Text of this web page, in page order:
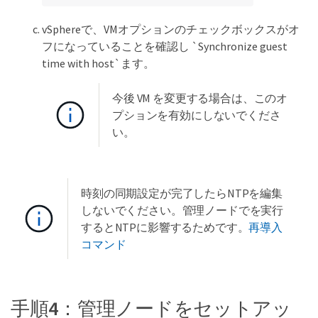
vSphereで、VMオプションのチェックボックスがオ
フになっていることを確認し `Synchronize guest
time with host`ます。
今後 VM を変更する場合は、このオ
プションを有効にしないでくださ
い。
時刻の同期設定が完了したらNTPを編集
しないでください。管理ノードでを実行
するとNTPに影響するためです。再導入
コマンド
手順4：管理ノードをセットアッ